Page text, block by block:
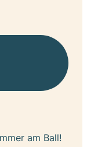
am Ball!